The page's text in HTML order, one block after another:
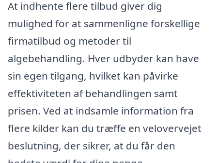
At indhente flere tilbud giver dig
mulighed for at sammenligne forskellige
firmatilbud og metoder til
algebehandling. Hver udbyder kan have
sin egen tilgang, hvilket kan påvirke
effektiviteten af behandlingen samt
prisen. Ved at indsamle information fra
flere kilder kan du træffe en velovervejet
beslutning, der sikrer, at du får den